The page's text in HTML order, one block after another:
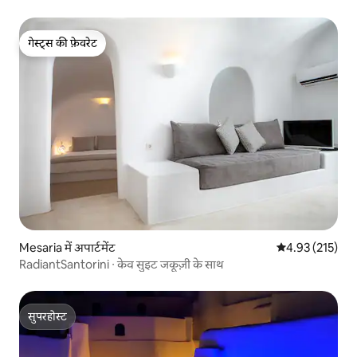
गेस्ट्स की फ़ेवरेट
गेस्ट्स की फ़ेवरेट
Mesaria में अपार्टमेंट औसत रेटिंग 5 में से
4.93 (215)
RadiantSantorini ∙ केव सुइट जकूज़ी के साथ
सुपरहोस्ट
सुपरहोस्ट